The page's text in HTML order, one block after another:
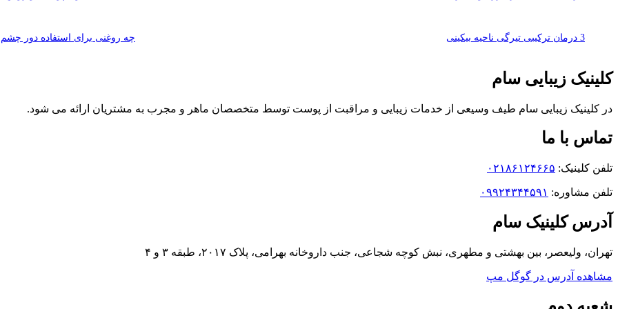
3 درمان ترکیبی تیرگی ناحیه بیکینی چه روغنی برای استفاده دور
کلینیک زیبایی سام
در کلینیک زیبایی سام طیف وسیعی از خدمات زیبایی و مراقبت از پوست توسط متخصصان ماهر و مجرب به مشتریان ارائه می شود.
تماس با ما
تلفن کلینیک: ۰۲۱۸۶۱۲۴۶۶۵
تلفن مشاوره: ۰۹۹۲۴۳۴۴۵۹۱
آدرس کلینیک سام
تهران، ولیعصر، بین بهشتی و مطهری، نبش کوچه شجاعی، جنب داروخانه بهرامی، پلاک ۲۰۱۷، طبقه ۳ و ۴
مشاهده آدرس در گوگل مپ